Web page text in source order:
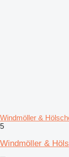
Windmöller &
5
Windmöller &